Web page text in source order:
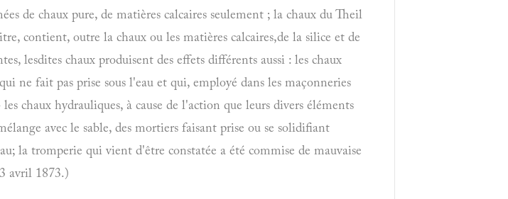
de chaux pure, de matières calcaires seulement ; la chaux du Theil
contient, outre la chaux ou les matières calcaires,de la silice et de
lesdites chaux produisent des effets différents aussi : les chaux
ne fait pas prise sous l'eau et qui, employé dans les maçonneries
chaux hydrauliques, à cause de l'action que leurs divers éléments
avec le sable, des mortiers faisant prise ou se solidifiant
la tromperie qui vient d'être constatée a été commise de mauvaise
avril 1873.)